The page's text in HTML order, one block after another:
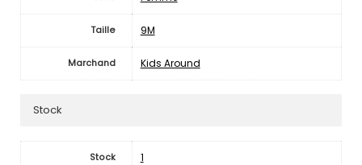
Taille 9M
Marchand Kids Around
Stock
Stock 1